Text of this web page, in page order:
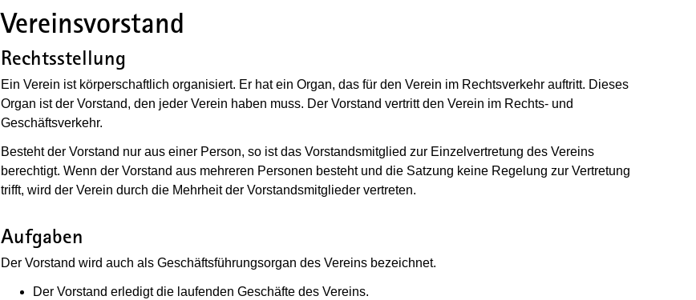
Vereinsvorstand
Rechtsstellung
Ein Verein ist körperschaftlich organisiert. Er hat ein Organ, das für den Verein im Rechtsverkehr auftritt. Dieses
Organ ist der Vorstand, den jeder Verein haben muss. Der Vorstand vertritt den Verein im Rechts- und
Geschäftsverkehr.
Besteht der Vorstand nur aus einer Person, so ist das Vorstandsmitglied zur Einzelvertretung des Vereins
berechtigt. Wenn der Vorstand aus mehreren Personen besteht und die Satzung keine Regelung zur Vertretung
trifft, wird der Verein durch die Mehrheit der Vorstandsmitglieder vertreten.
Aufgaben
Der Vorstand wird auch als Geschäftsführungsorgan des Vereins bezeichnet.
Der Vorstand erledigt die laufenden Geschäfte des Vereins.